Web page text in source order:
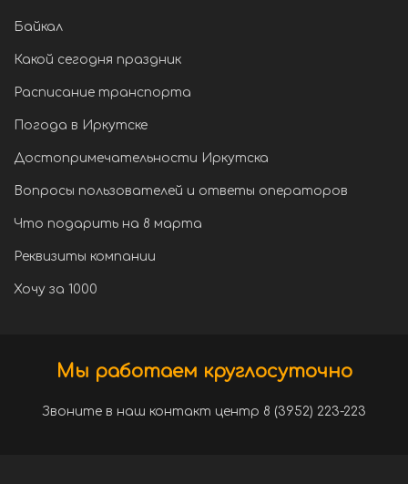
Байкал
Какой сегодня праздник
Расписание транспорта
Погода в Иркутске
Достопримечательности Иркутска
Вопросы пользователей и ответы операторов
Что подарить на 8 марта
Реквизиты компании
Хочу за 1000
Мы работаем круглосуточно
Звоните в наш контакт центр 8 (3952) 223-223